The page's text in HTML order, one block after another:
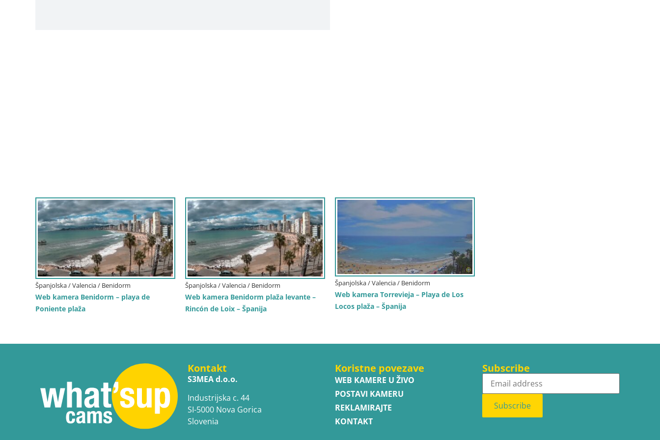
Španjolska / Valencia / Benidorm
Web kamera Benidorm – playa de
Poniente plaža
Španjolska / Valencia / Benidorm
Web kamera Benidorm plaža levante –
Rincón de Loix – Španija
Španjolska / Valencia / Benidorm
Web kamera Torrevieja – Playa de Los
Locos plaža – Španija
Kontakt
S3MEA d.o.o.
Industrijska c. 44
SI-5000 Nova Gorica
Slovenia
Koristne povezave
WEB KAMERE U ŽIVO
POSTAVI KAMERU
REKLAMIRAJTE
KONTAKT
Subscribe
Subscribe